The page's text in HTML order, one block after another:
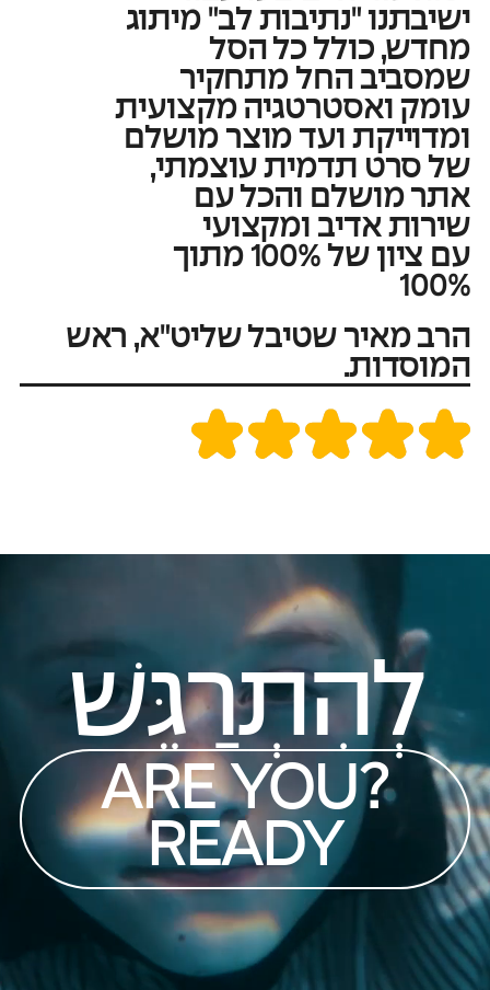
ישיבתנו "נתיבות לב" מיתוג
מחדש, כולל כל הסל
שמסביב החל מתחקיר
עומק ואסטרטגיה מקצועית
ומדוייקת ועד מוצר מושלם
של סרט תדמית עוצמתי,
אתר מושלם והכל עם
שירות אדיב ומקצועי
עם ציון של 100% מתוך
100%
הרב מאיר שטיבל שליט"א, ראש
המוסדות.
לְהִתְרַגֵּשׁ
?ARE YOU
READY